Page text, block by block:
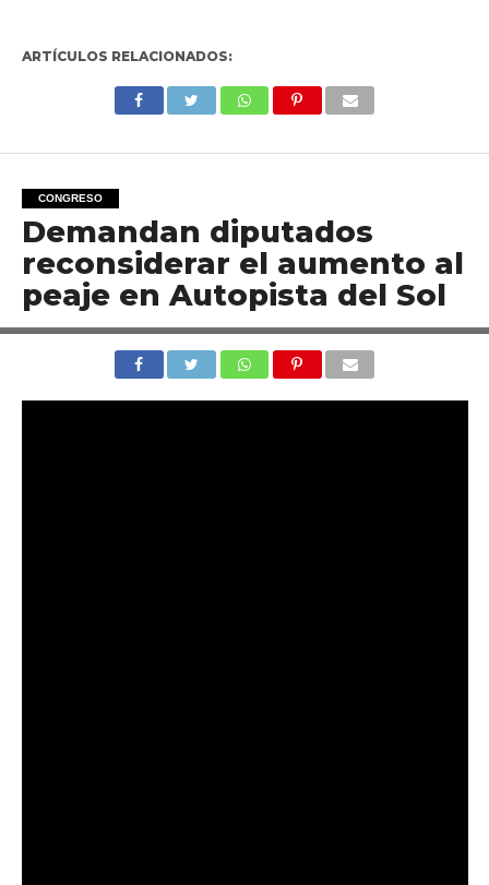
ARTÍCULOS RELACIONADOS:
CONGRESO
Demandan diputados
reconsiderar el aumento al
peaje en Autopista del Sol